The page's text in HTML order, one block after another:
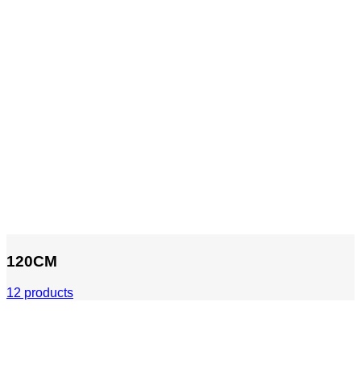
120CM
12 products